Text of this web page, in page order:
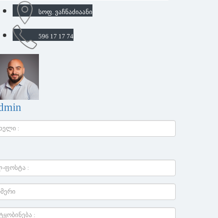
სოფ. ვაჩნაძიაანი
596 17 17 74